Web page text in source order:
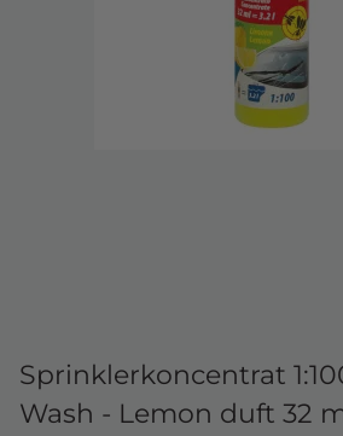
Sprinklerkoncentrat
Wash - Lemon duft 32